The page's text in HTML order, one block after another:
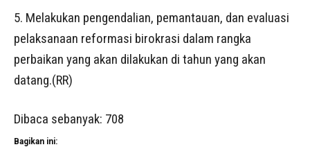
5. Melakukan pengendalian, pemantauan, dan evaluasi
pelaksanaan reformasi birokrasi dalam rangka
perbaikan yang akan dilakukan di tahun yang akan
datang.(RR)
Dibaca sebanyak: 708
Bagikan ini: